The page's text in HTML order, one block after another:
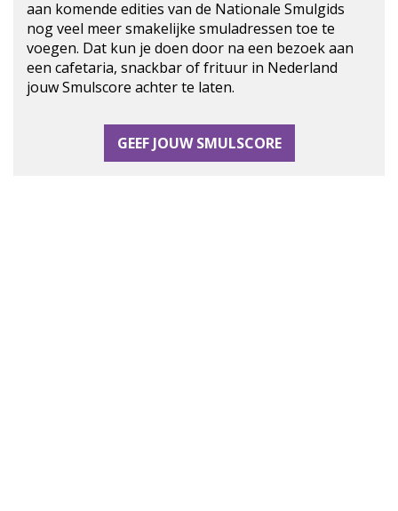
aan komende edities van de Nationale Smulgids
nog veel meer smakelijke smuladressen toe te
voegen. Dat kun je doen door na een bezoek aan
een cafetaria, snackbar of frituur in Nederland
jouw Smulscore achter te laten.
GEEF JOUW SMULSCORE